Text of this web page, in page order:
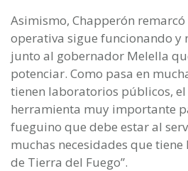
Asimismo, Chapperón remarcó
operativa sigue funcionando y
junto al gobernador Melella
potenciar. Como pasa en
tienen laboratorios públicos,
herramienta muy importante
fueguino que debe estar al
muchas necesidades que
de Tierra del Fuego”.